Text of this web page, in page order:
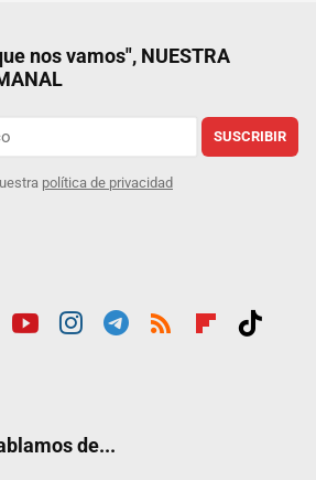
nos vamos", NUESTRA
SUSCRIBIR
política de privacidad
de...